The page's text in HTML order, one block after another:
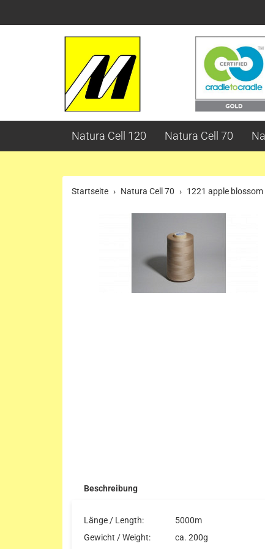
Natura Cell 120 Natura Cell 70
Startseite Natura Cell 70 1221 apple blossom
Beschreibung
Länge / Length:
5000m
Gewicht / Weight:
ca. 200g